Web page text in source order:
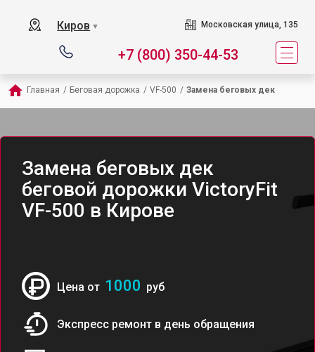
Киров ▼ Московская улица, 135
+7 (800) 350-44-53
Главная / Беговая дорожка / VF-500 / Замена беговых дек
Замена беговых дек
беговой дорожки VictoryFit
VF-500 в Кирове
Цена от 1000 руб
Экспресс ремонт в день обращения